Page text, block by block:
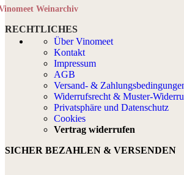
Weinarchiv
RECHTLICHES
Über Vinomeet
Kontakt
Impressum
AGB
Versand- &
Widerrufsrecht & Muster-
Privatsphäre und Datenschutz
Cookies
Vertrag widerrufen
SICHER BEZAHLEN & VERSENDEN